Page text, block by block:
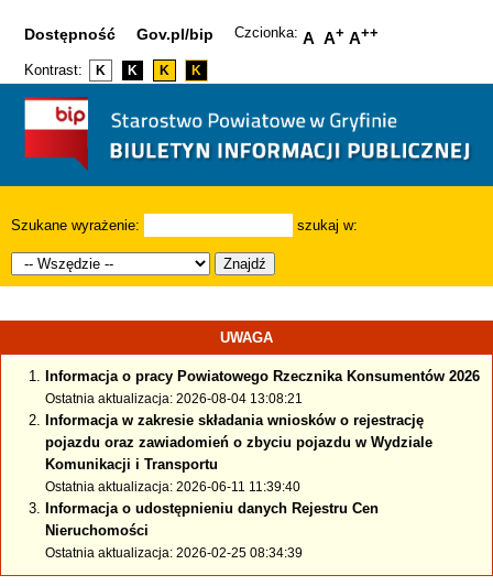
Dostępność Gov.pl/bip Czcionka: A A+ A++
Kontrast: K K K K
Szukane wyrażenie: szukaj w:
Znajdź
UWAGA
Informacja o pracy Powiatowego Rzecznika Konsumentów 2026
Ostatnia aktualizacja: 2026-08-04 13:08:21
Informacja w zakresie składania wniosków o rejestrację
pojazdu oraz zawiadomień o zbyciu pojazdu w Wydziale
Komunikacji i Transportu
Ostatnia aktualizacja: 2026-06-11 11:39:40
Informacja o udostępnieniu danych Rejestru Cen
Nieruchomości
Ostatnia aktualizacja: 2026-02-25 08:34:39